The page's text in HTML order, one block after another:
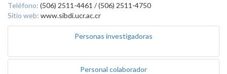
Teléfono: (506) 2511-4461 / (506) 2511-4750
Sitio web: www.sibdi.ucr.ac.cr
Personas investigadoras
Personal colaborador